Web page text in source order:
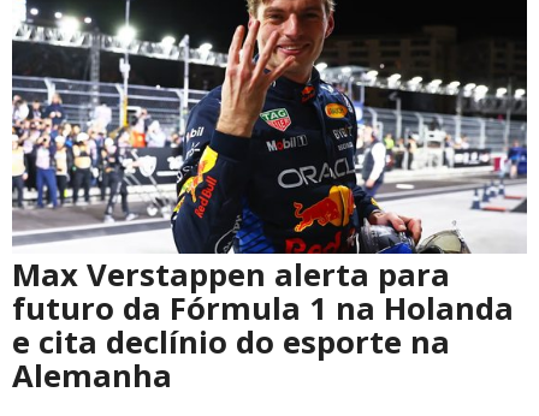
Max Verstappen alerta para
futuro da Fórmula 1 na Holanda
e cita declínio do esporte na
Alemanha